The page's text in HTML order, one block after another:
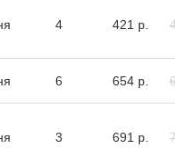
4 421 р.
6 654 р.
3 691 р.